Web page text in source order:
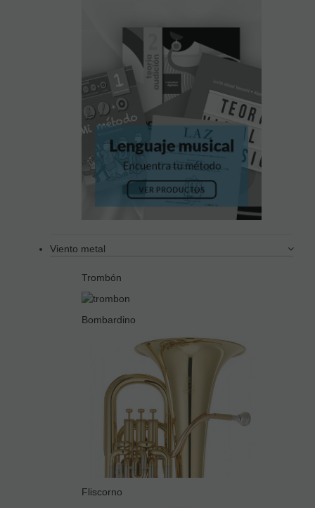
Viento metal
Trombón
Bombardino
Fliscorno